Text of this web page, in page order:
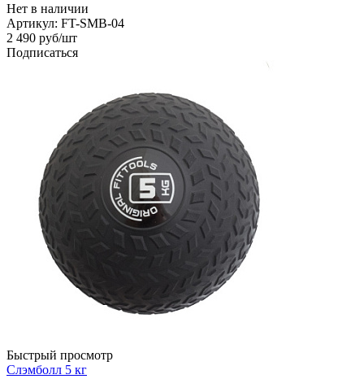
Нет в наличии
Артикул: FT-SMB-04
2 490 руб/шт
Подписаться
Быстрый просмотр
Слэмболл 5 кг